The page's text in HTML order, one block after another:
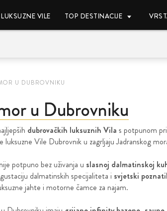
LUKSUZNE VILE TOP DESTINACIJE
U DUBROVNIKU
u Dubrovniku
dubrovačkih luksuznih Vila s potpunom
luksuzne Vile Dubrovnik u zagrljaju Jadranskog
potpuno bez uživanja u slasnoj dalmatinskoj
dalmatinskih specijaliteta i svjetski
jahte i motorne čamce za najam.